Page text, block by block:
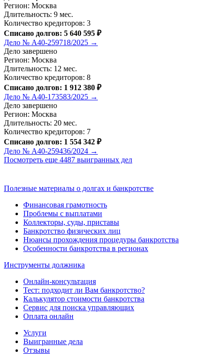
Регион: Москва
Длительность: 9 мес.
Количество кредиторов: 3
Списано долгов: 5 640 595 ₽
Дело № А40-259718/2025 →
Дело завершено
Регион: Москва
Длительность: 12 мес.
Количество кредиторов: 8
Списано долгов: 1 912 380 ₽
Дело № А40-173583/2025 →
Дело завершено
Регион: Москва
Длительность: 20 мес.
Количество кредиторов: 7
Списано долгов: 1 554 342 ₽
Дело № А40-259436/2024 →
Посмотреть еще 4487 выигранных дел
Полезные материалы о долгах и банкротстве
Финансовая грамотность
Проблемы с выплатами
Коллекторы, суды, приставы
Банкротство физических лиц
Нюансы прохождения процедуры банкротства
Особенности банкротства в регионах
Инструменты должника
Онлайн-консультация
Тест: подходит ли Вам банкротство?
Калькулятор стоимости банкротства
Сервис для поиска управляющих
Оплата онлайн
Услуги
Выигранные дела
Отзывы